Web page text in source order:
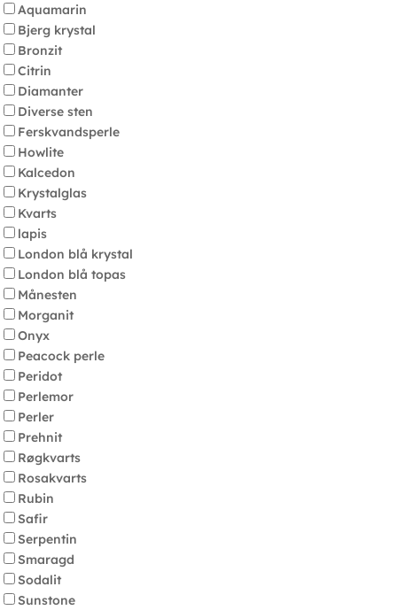
Aquamarin
Bjerg krystal
Bronzit
Citrin
Diamanter
Diverse sten
Ferskvandsperle
Howlite
Kalcedon
Krystalglas
Kvarts
lapis
London blå krystal
London blå topas
Månesten
Morganit
Onyx
Peacock perle
Peridot
Perlemor
Perler
Prehnit
Røgkvarts
Rosakvarts
Rubin
Safir
Serpentin
Smaragd
Sodalit
Sunstone